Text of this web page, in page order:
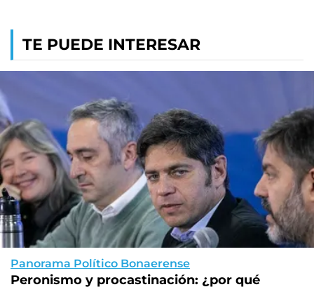
TE PUEDE INTERESAR
Panorama Político Bonaerense
Peronismo y procastinación: ¿por qué